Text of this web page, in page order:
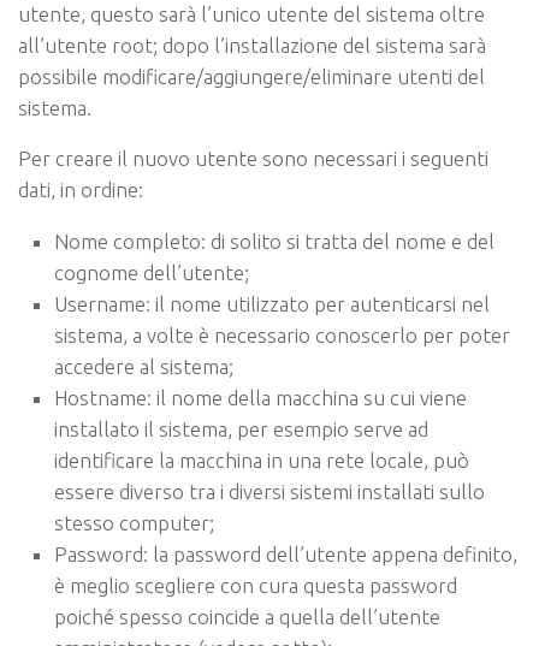
utente, questo sarà l’unico utente del sistema oltre
all’utente root; dopo l’installazione del sistema sarà
possibile modificare/aggiungere/eliminare utenti del
sistema.
Per creare il nuovo utente sono necessari i seguenti
dati, in ordine:
Nome completo: di solito si tratta del nome e del
cognome dell’utente;
Username: il nome utilizzato per autenticarsi nel
sistema, a volte è necessario conoscerlo per poter
accedere al sistema;
Hostname: il nome della macchina su cui viene
installato il sistema, per esempio serve ad
identificare la macchina in una rete locale, può
essere diverso tra i diversi sistemi installati sullo
stesso computer;
Password: la password dell’utente appena definito,
è meglio scegliere con cura questa password
poiché spesso coincide a quella dell’utente